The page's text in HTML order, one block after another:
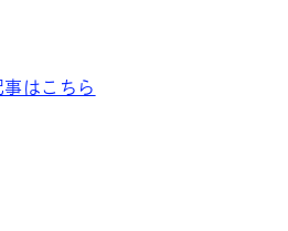
はこちら